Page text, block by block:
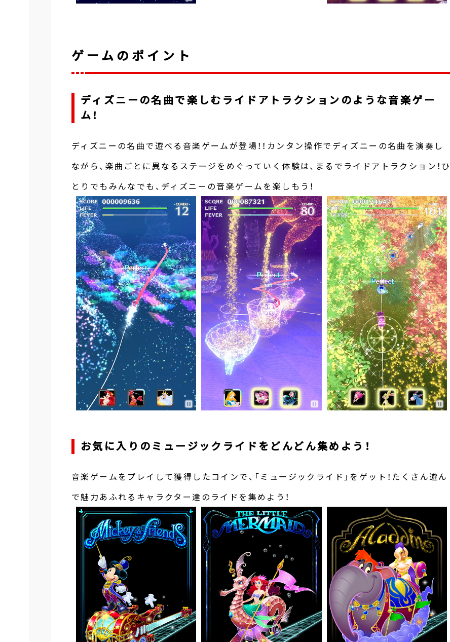
ゲームのポイント
ディズニーの名曲で楽しむライドアトラクションのような音楽ゲー
ム！
ディズニーの名曲で遊べる音楽ゲームが登場！！カンタン操作でディズニーの名曲を演奏し
ながら、楽曲ごとに異なるステージをめぐっていく体験は、まるでライドアトラクション！ひ
とりでもみんなでも、ディズニーの音楽ゲームを楽しもう！
お気に入りのミュージックライドをどんどん集めよう！
音楽ゲームをプレイして獲得したコインで、「ミュージックライド」をゲット！たくさん遊ん
で魅力あふれるキャラクター達のライドを集めよう！